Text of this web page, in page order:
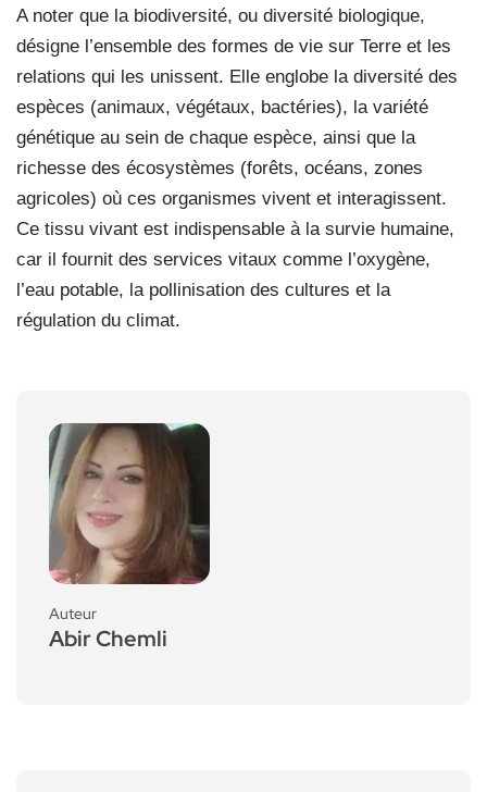
A noter que la biodiversité, ou diversité biologique,
désigne l’ensemble des formes de vie sur Terre et les
relations qui les unissent. Elle englobe la diversité des
espèces (animaux, végétaux, bactéries), la variété
génétique au sein de chaque espèce, ainsi que la
richesse des écosystèmes (forêts, océans, zones
agricoles) où ces organismes vivent et interagissent.
Ce tissu vivant est indispensable à la survie humaine,
car il fournit des services vitaux comme l’oxygène,
l’eau potable, la pollinisation des cultures et la
régulation du climat.
Auteur
Abir Chemli